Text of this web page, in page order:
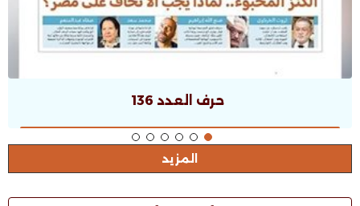
حرف العدد 136
المزيد